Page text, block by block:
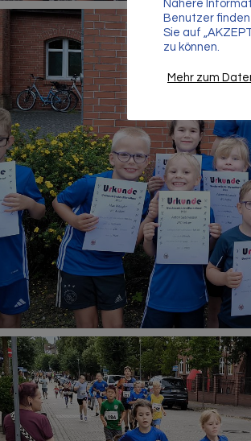
Nähere
Benutzer
Sie auf
zu können.
Mehr zum